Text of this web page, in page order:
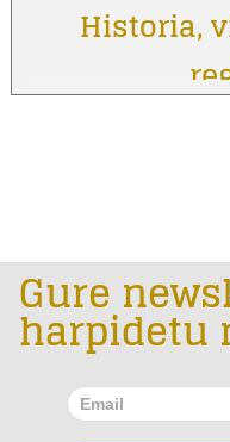
Historia,
Gure
harpidetu